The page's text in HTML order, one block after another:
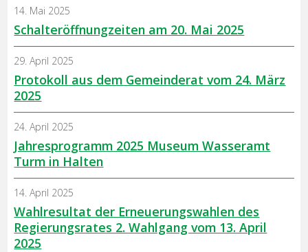
Schalteröffnungzeiten am 20. Mai 2025
14. Mai 2025
Protokoll aus dem Gemeinderat vom 24. März
2025
29. April 2025
Jahresprogramm 2025 Museum Wasseramt
Turm in Halten
24. April 2025
Wahlresultat der Erneuerungswahlen des
Regierungsrates 2. Wahlgang vom 13. April
2025
14. April 2025